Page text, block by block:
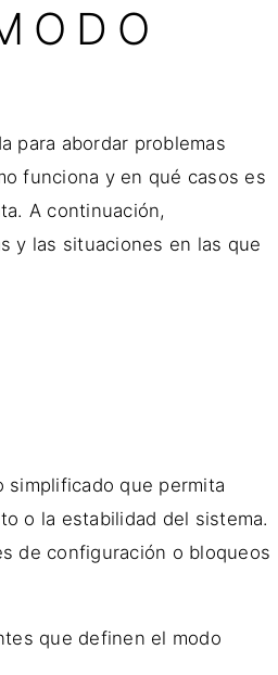
para abordar problemas
funciona y en qué casos es
A continuación,
y las situaciones en las que
que permita
o la estabilidad del sistema.
de configuración o bloqueos
que definen el modo